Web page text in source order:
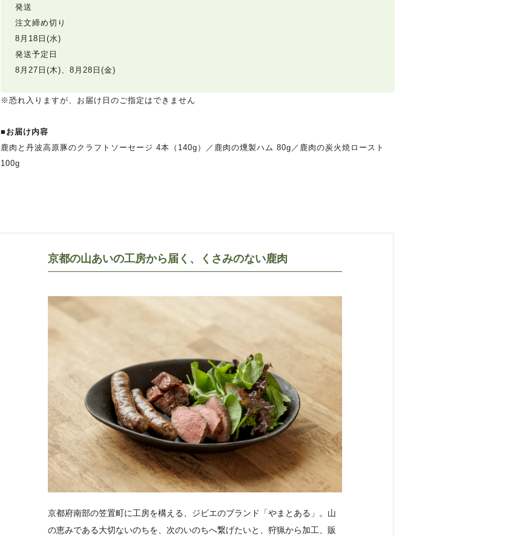
発送
注文締め切り
8月18日(水)
発送予定日
8月27日(木)、8月28日(金)
※恐れ入りますが、お届け日のご指定はできません
■お届け内容
鹿肉と丹波高原豚のクラフトソーセージ 4本（140g）／鹿肉の燻製ハム 80g／鹿肉の炭火焼ロースト
100g
京都の山あいの工房から届く、くさみのない鹿肉
京都府南部の笠置町に工房を構える、ジビエのブランド「やまとある」。山
の恵みである大切ないのちを、次のいのちへ繋げたいと、狩猟から加工、販